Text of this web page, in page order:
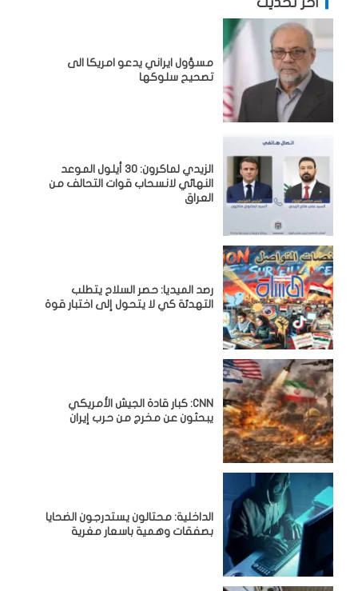
مسؤول ايراني يدعو امريكا الى
تصحيح سلوكها
الزيدي لماكرون: 30 أيلول الموعد
النهائي لانسحاب قوات التحالف من
العراق
رصد الميديا: حصر السلاح يتطلب
التهدئة كي لا يتحول إلى اختبار قوة
CNN: كبار قادة الجيش الأمريكي
يبحثون عن مخرج من حرب إيران
الداخلية: محتالون يستدرجون الضحايا
بصفقات وهمية باسعار مغرية